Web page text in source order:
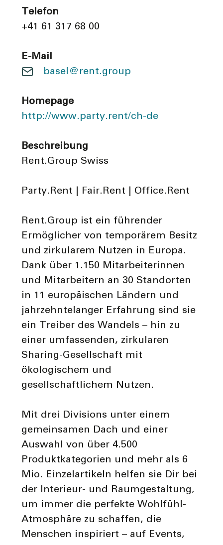
Telefon
+41 61 317 68 00
E-Mail
basel@rent.group
Homepage
http://www.party.rent/ch-de
Beschreibung
Rent.Group Swiss
Party.Rent | Fair.Rent | Office.Rent
Rent.Group ist ein führender
Ermöglicher von temporärem Besitz
und zirkularem Nutzen in Europa.
Dank über 1.150 Mitarbeiterinnen
und Mitarbeitern an 30 Standorten
in 11 europäischen Ländern und
jahrzehntelanger Erfahrung sind sie
ein Treiber des Wandels – hin zu
einer umfassenden, zirkularen
Sharing-Gesellschaft mit
ökologischem und
gesellschaftlichem Nutzen.
Mit drei Divisions unter einem
gemeinsamen Dach und einer
Auswahl von über 4.500
Produktkategorien und mehr als 6
Mio. Einzelartikeln helfen sie Dir bei
der Interieur- und Raumgestaltung,
um immer die perfekte Wohlfühl-
Atmosphäre zu schaffen, die
Menschen inspiriert – auf Events,